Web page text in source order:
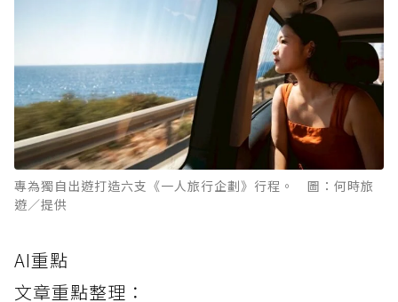
專為獨自出遊打造六支《一人旅行企劃》行程。 圖：何時旅
遊／提供
AI重點
文章重點整理：